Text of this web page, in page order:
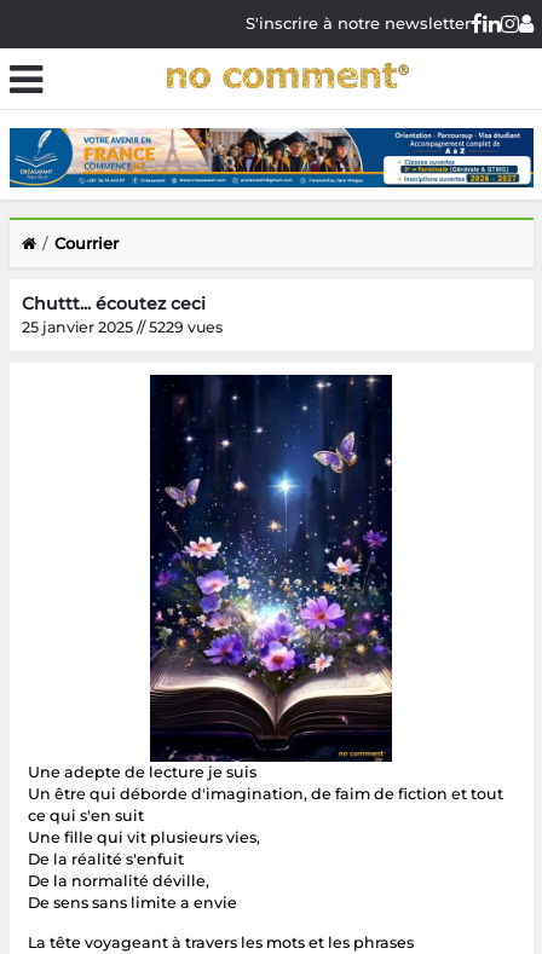
S'inscrire à notre newsletter
Courrier
Chuttt... écoutez ceci
25 janvier 2025 // 5229 vues
Une adepte de lecture je suis
Un être qui déborde d'imagination, de faim de fiction et tout
ce qui s'en suit
Une fille qui vit plusieurs vies,
De la réalité s'enfuit
De la normalité déville,
De sens sans limite a envie
La tête voyageant à travers les mots et les phrases